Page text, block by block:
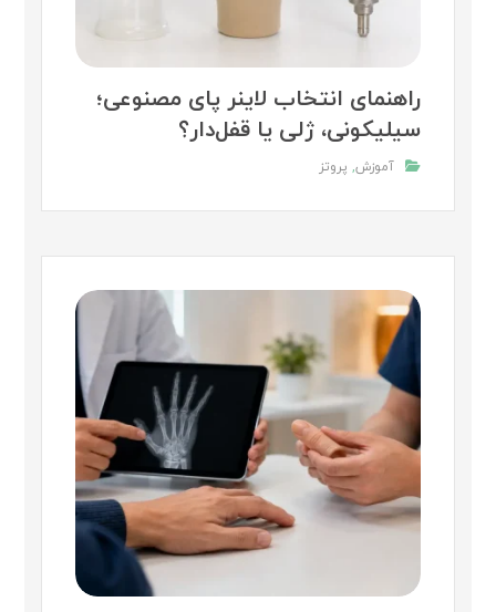
راهنمای انتخاب لاینر پای مصنوعی؛
سیلیکونی، ژلی یا قفل‌دار؟
آموزش, پروتز